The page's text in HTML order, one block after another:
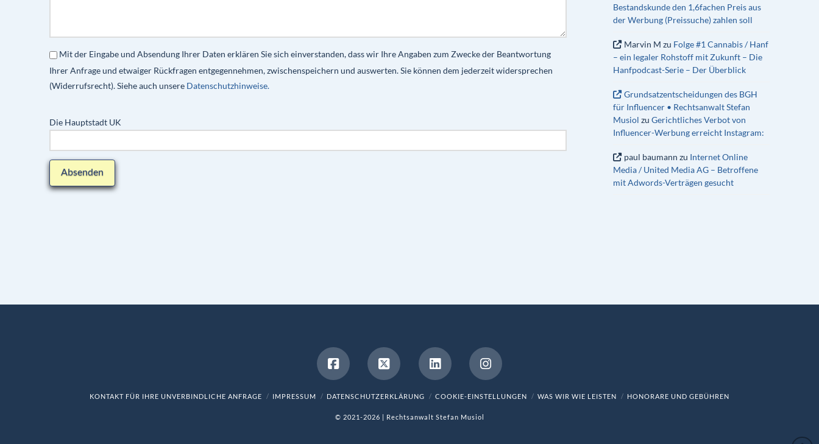
Mit der Eingabe und Absendung Ihrer Daten erklären Sie sich einverstanden, dass wir Ihre Angaben zum Zwecke der Beantwortung
Ihrer Anfrage und etwaiger Rückfragen entgegennehmen, zwischenspeichern und auswerten. Sie können dem jederzeit widersprechen
(Widerrufsrecht). Siehe auch unsere Datenschutzhinweise.
Die Hauptstadt UK
Bestandskunde den 1,6fachen Preis aus
der Werbung (Preissuche) zahlen soll
Marvin M zu Folge #1 Cannabis / Hanf
– ein legaler Rohstoff mit Zukunft – Die
Hanfpodcast-Serie – Der Überblick
Grundsatzentscheidungen des BGH
für Influencer • Rechtsanwalt Stefan
Musiol zu Gerichtliches Verbot von
Influencer-Werbung erreicht Instagram:
paul baumann zu Internet Online
Media / United Media AG – Betroffene
mit Adwords-Verträgen gesucht
KONTAKT FÜR IHRE UNVERBINDLICHE ANFRAGE IMPRESSUM DATENSCHUTZERKLÄRUNG COOKIE-EINSTELLUNGEN WAS WIR WIE LEISTEN HONORARE UND GEBÜHREN
© 2021-2026 | Rechtsanwalt Stefan Musiol